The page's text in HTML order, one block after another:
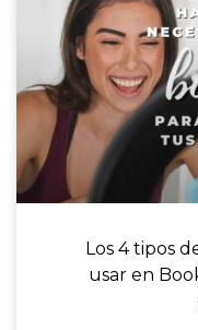
Los 4 tipos
usar en